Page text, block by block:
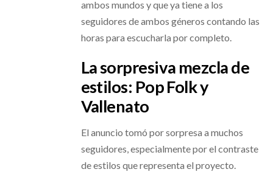
ambos mundos y que ya tiene a los
seguidores de ambos géneros contando las
horas para escucharla por completo.
La sorpresiva mezcla de
estilos: Pop Folk y
Vallenato
El anuncio tomó por sorpresa a muchos
seguidores, especialmente por el contraste
de estilos que representa el proyecto.